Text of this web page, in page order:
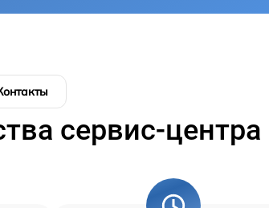
сервис-центра